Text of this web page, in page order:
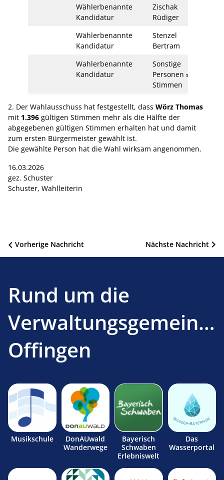
Wählerbenannte
Kandidatur
Zischak
Rüdiger
Wählerbenannte
Kandidatur
Stenzel
Bertram
Wahlerbenannte
Kandidatur
Sonstige
Personen ≤
Stimmen
2. Der Wahlausschuss hat festgestellt, dass Wörz Thomas
mit 1.396 gültigen Stimmen mehr als die Hälfte der
abgegebenen gültigen Stimmen erhalten hat und damit
zum ersten Bürgermeister gewählt ist.
Die gewählte Person hat die Wahl wirksam angenommen.
16.03.2026
gez. Schuster
Schuster, Wahlleiterin
Beitragsnavigation Nächste Nachricht
Vorherige Nachricht
Rund um die
Offingen
Musikschule
DonAUwald
Wanderwege
Bayerisch
Schwaben
Erlebniswelt
Das
Wasserportal